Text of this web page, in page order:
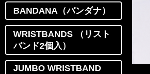
BANDANA（バンダナ）
WRISTBANDS （リスト
バンド2個入）
JUMBO WRISTBAND